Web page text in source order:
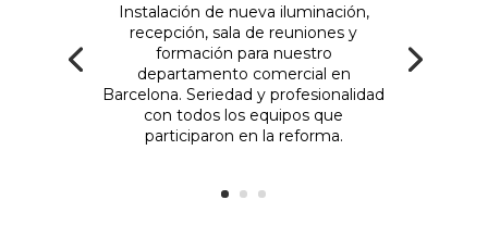
Instalación de nueva iluminación,
recepción, sala de reuniones y
formación para nuestro
departamento comercial en
Barcelona. Seriedad y profesionalidad
con todos los equipos que
participaron en la reforma.